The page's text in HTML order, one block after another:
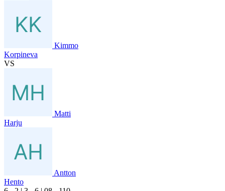
Kimmo
Korpineva
VS
Matti
Harju
Antton
Hento